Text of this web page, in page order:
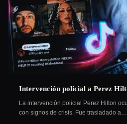
Intervención policial a Perez
La intervención policial Perez Hilton
con signos de crisis. Fue trasladado a…